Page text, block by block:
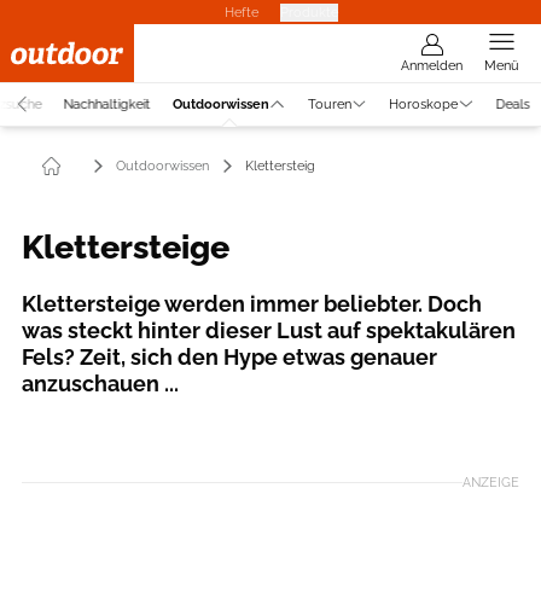
Hefte
Anmelden Menü
Nachhaltigkeit Outdoorwissen Touren Horoskope Deals
Outdoorwissen Klettersteig
Klettersteige
Klettersteige werden immer beliebter. Doch
was steckt hinter dieser Lust auf spektakulären
Fels? Zeit, sich den Hype etwas genauer
anzuschauen ...
ANZEIGE